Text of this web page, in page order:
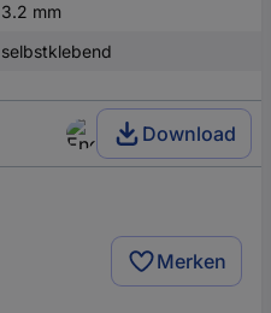
3.2 mm
selbstklebend
Download
Merken